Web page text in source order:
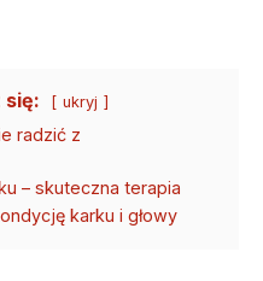
się: ukryj
radzić z
– skuteczna terapia
karku i głowy